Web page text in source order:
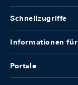
Schnellzugriffe
Informationen für
Portale